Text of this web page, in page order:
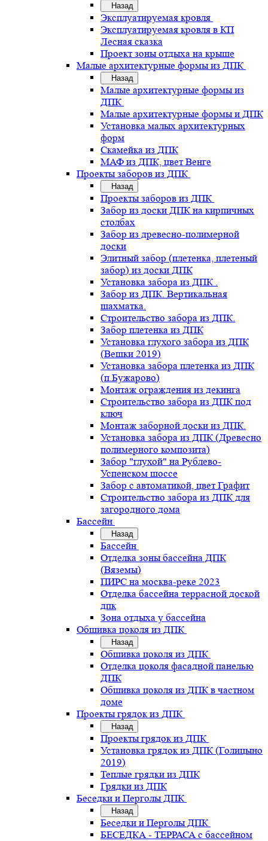
Назад
Эксплуатируемая кровля
Эксплуатируемая кровля в КП
Лесная сказка
Проект зоны отдыха на крыше
Малые архитектурные формы из ДПК
Назад
Малые архитектурные формы из
ДПК
Малые архитектурные формы и ДПК
Установка малых архитектурных
форм
Скамейка из ДПК
МАФ из ДПК, цвет Венге
Проекты заборов из ДПК
Назад
Проекты заборов из ДПК
Забор из доски ДПК на кирпичных
столбах
Забор из древесно-полимерной
доски
Элитный забор (плетенка, плетеный
забор) из доски ДПК
Установка забора из ДПК .
Забор из ДПК. Вертикальная
шахматка.
Строительство забора из ДПК.
Забор плетенка из ДПК
Установка глухого забора из ДПК
(Вешки 2019)
Установка забора плетенка из ДПК
(п.Бужарово)
Монтаж ограждения из декинга
Строительство забора из ДПК под
ключ
Монтаж заборной доски из ДПК.
Установка забора из ДПК (Древесно
полимерного композита)
Забор "глухой" на Рублево-
Успенском шоссе
Забор с автоматикой, цвет Графит
Строительство забора из ДПК для
загородного дома
Бассейн
Назад
Бассейн
Отделка зоны бассейна ДПК
(Вяземы)
ПИРС на москва-реке 2023
Отделка бассейна террасной доской
дпк
Зона отдыха у бассейна
Обшивка цоколя из ДПК
Назад
Обшивка цоколя из ДПК
Отделка цоколя фасадной панелью
ДПК
Обшивка цоколя из ДПК в частном
доме
Проекты грядок из ДПК
Назад
Проекты грядок из ДПК
Установка грядок из ДПК (Голицыно
2019)
Теплые грядки из ДПК
Грядки из ДПК
Беседки и Перголы ДПК
Назад
Беседки и Перголы ДПК
БЕСЕДКА - ТЕРРАСА с бассейном